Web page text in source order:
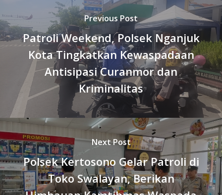
Previous Post
Patroli Weekend, Polsek Nganjuk
Kota Tingkatkan Kewaspadaan
Antisipasi Curanmor dan
Kriminalitas
Next Post
Polsek Kertosono Gelar Patroli di
Toko Swalayan, Berikan